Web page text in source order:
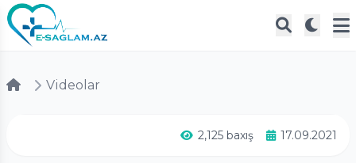
Videolar
2,125 baxış 17.09.2021